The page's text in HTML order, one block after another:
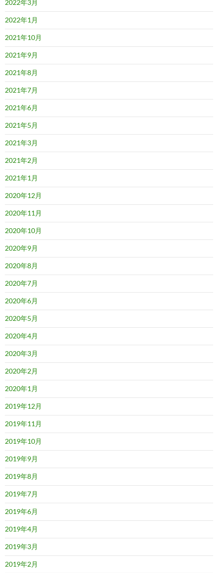
2022年3月
2022年1月
2021年10月
2021年9月
2021年8月
2021年7月
2021年6月
2021年5月
2021年3月
2021年2月
2021年1月
2020年12月
2020年11月
2020年10月
2020年9月
2020年8月
2020年7月
2020年6月
2020年5月
2020年4月
2020年3月
2020年2月
2020年1月
2019年12月
2019年11月
2019年10月
2019年9月
2019年8月
2019年7月
2019年6月
2019年4月
2019年3月
2019年2月